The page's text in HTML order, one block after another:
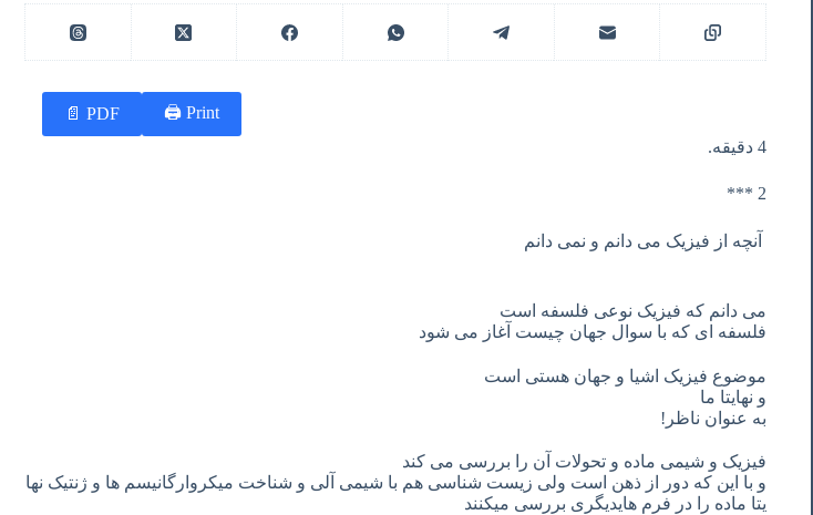
Print 🖨
PDF 📄
4 دقیقه.
2 ***
آنچه از فیزیک می دانم و نمی دانم
می دانم که فیزیک نوعی فلسفه است
فلسفه ای که با سوال جهان چیست آغاز می شود
موضوع فیزیک اشیا و جهان هستی است
و نهایتا ما
به عنوان ناظر !
فیزیک و شیمی ماده و تحولات آن را بررسی می کند
و با این که دور از ذهن است ولی زیست شناسی هم با شیمی آلی و شناخت میکروارگانیسم ها و ژنتیک نها
یتا ماده را در فرم هایدیگری بررسی میکنند